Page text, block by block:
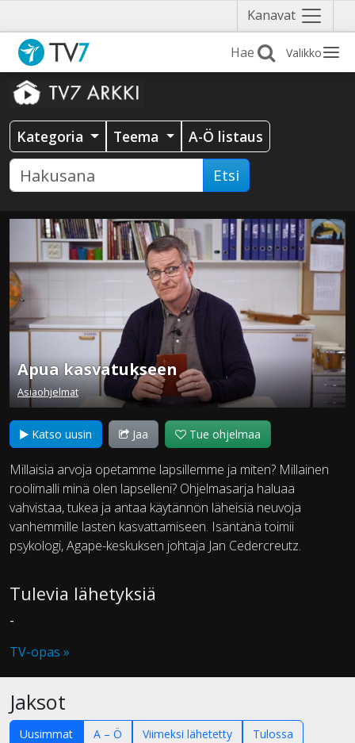
Kanavat Näytä
valikko
Valikko
Kategoria Teema A-Ö listaus
Etsi
Apua kasvatukseen
Asiaohjelmat
Katso uusin Jaa Tue ohjelmaa
Millaisia arvoja opetamme lapsillemme ja miten? Millainen
roolimalli minä olen lapselleni? Ohjelmasarja haluaa
vahvistaa, tukea ja antaa käytännön läheisiä neuvoja
vanhemmille lasten kasvattamiseen. Isäntänä toimii
psykologi, Agape-keskuksen johtaja Jan Cedercreutz.
Tulevia lähetyksiä
-
TV-opas »
Jaksot
Uusimmat A – Ö Viimeksi lähetetty Tulossa